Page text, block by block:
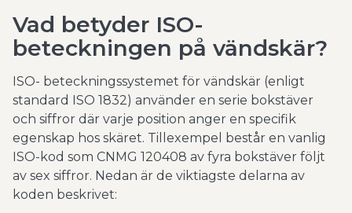
Vad betyder ISO-
beteckningen på vändskär?
ISO- beteckningssystemet för vändskär (enligt
standard ISO 1832) använder en serie bokstäver
och siffror där varje position anger en specifik
egenskap hos skäret. Tillexempel består en vanlig
ISO-kod som CNMG 120408 av fyra bokstäver följt
av sex siffror. Nedan är de viktiagste delarna av
koden beskrivet: